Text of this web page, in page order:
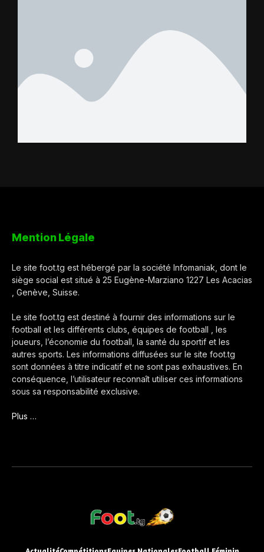
Mention Légale
Le site foot.tg est hébergé par la société Infomaniak, dont le
siège social est situé à 25 Eugène-Marziano 1227 Les Acacias
, Genève, Suisse.
Le site foot.tg est destiné à fournir des informations sur le
football et les différents clubs, équipes de football , les
joueurs, l’économie du football, la santé du sportif et les
autres sports. Les informations diffusées sur le site foot.tg
sont données à titre indicatif et ne sont pas exhaustives. En
conséquence, l’utilisateur reconnaît utiliser ces informations
sous sa responsabilité exclusive.
Plus …